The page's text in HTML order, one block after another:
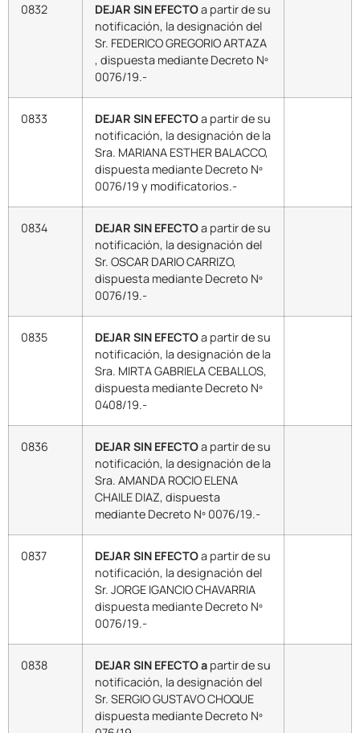
0832 DEJAR SIN EFECTOa partir de su
notificación, la designación del
Sr. FEDERICO GREGORIO ARTAZA
, dispuesta mediante Decreto Nº
0076/19.-
0833 DEJAR SIN EFECTOa partir de su
notificación, la designación de la
Sra. MARIANA ESTHER BALACCO,
dispuesta mediante Decreto Nº
0076/19 y modificatorios.-
0834 DEJAR SIN EFECTOa partir de su
notificación, la designación del
Sr. OSCAR DARIO CARRIZO,
dispuesta mediante Decreto Nº
0076/19.-
0835 DEJAR SIN EFECTOa partir de su
notificación, la designación de la
Sra. MIRTA GABRIELA CEBALLOS,
dispuesta mediante Decreto Nº
0408/19.-
0836 DEJAR SIN EFECTOa partir de su
notificación, la designación de la
Sra. AMANDA ROCIO ELENA
CHAILE DIAZ, dispuesta
mediante Decreto Nº 0076/19.-
0837 DEJAR SIN EFECTOa partir de su
notificación, la designación del
Sr. JORGE IGANCIO CHAVARRIA
dispuesta mediante Decreto Nº
0076/19.-
0838 DEJAR SIN EFECTO a partir de su
notificación, la designación del
Sr. SERGIO GUSTAVO CHOQUE
dispuesta mediante Decreto Nº